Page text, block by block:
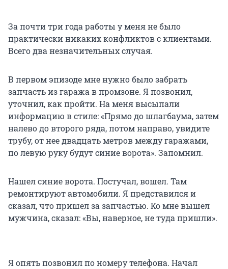
За почти три года работы у меня не было
практически никаких конфликтов с клиентами.
Всего два незначительных случая.
В первом эпизоде мне нужно было забрать
запчасть из гаража в промзоне. Я позвонил,
уточнил, как пройти. На меня высыпали
информацию в стиле: «Прямо до шлагбаума, затем
налево до второго ряда, потом направо, увидите
трубу, от нее двадцать метров между гаражами,
по левую руку будут синие ворота». Запомнил.
Нашел синие ворота. Постучал, вошел. Там
ремонтируют автомобили. Я представился и
сказал, что пришел за запчастью. Ко мне вышел
мужчина, сказал: «Вы, наверное, не туда пришли».
Я опять позвонил по номеру телефона. Начал